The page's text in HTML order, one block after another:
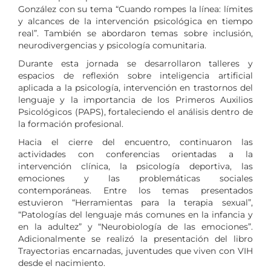
González con su tema “Cuando rompes la línea: límites
y alcances de la intervención psicológica en tiempo
real”. También se abordaron temas sobre inclusión,
neurodivergencias y psicología comunitaria.
Durante esta jornada se desarrollaron talleres y
espacios de reflexión sobre inteligencia artificial
aplicada a la psicología, intervención en trastornos del
lenguaje y la importancia de los Primeros Auxilios
Psicológicos (PAPS), fortaleciendo el análisis dentro de
la formación profesional.
Hacia el cierre del encuentro, continuaron las
actividades con conferencias orientadas a la
intervención clínica, la psicología deportiva, las
emociones y las problemáticas sociales
contemporáneas. Entre los temas presentados
estuvieron “Herramientas para la terapia sexual”,
“Patologías del lenguaje más comunes en la infancia y
en la adultez” y “Neurobiología de las emociones”.
Adicionalmente se realizó la presentación del libro
Trayectorias encarnadas, juventudes que viven con VIH
desde el nacimiento.